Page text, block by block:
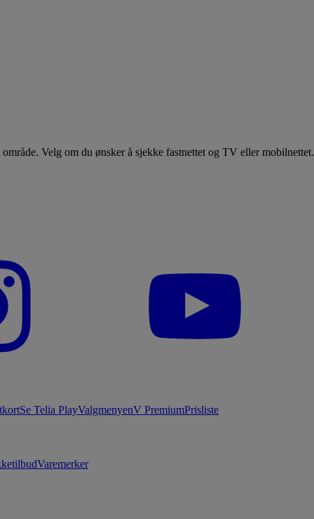
Velg om du ønsker å sjekke fastnettet og TV eller mobilnettet.
Se Telia PlayValgmenyenV PremiumPrisliste
Varemerker